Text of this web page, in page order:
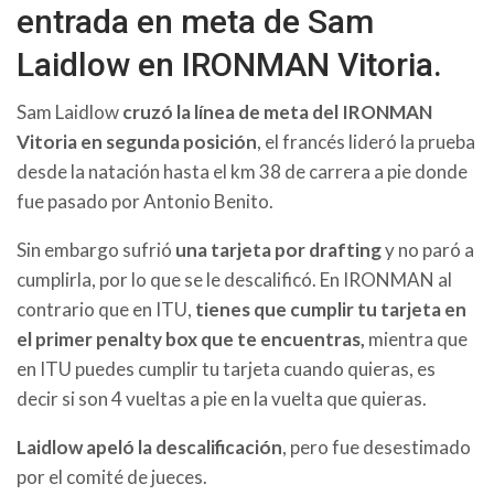
entrada en meta de Sam
Laidlow en IRONMAN Vitoria.
Sam Laidlowcruzó la línea de meta del IRONMAN
Vitoria en segunda posición, el francés lideró la prueba
desde la natación hasta el km 38 de carrera a pie donde
fue pasado por Antonio Benito.
Sin embargo sufrió una tarjeta por draftingy no paró a
cumplirla, por lo que se le descalificó. En IRONMAN al
contrario que en ITU, tienes que cumplir tu tarjeta en
el primer penalty box que te encuentras, mientra que
en ITU puedes cumplir tu tarjeta cuando quieras, es
decir si son 4 vueltas a pie en la vuelta que quieras.
Laidlow apeló la descalificación, pero fue desestimado
por el comité de jueces.